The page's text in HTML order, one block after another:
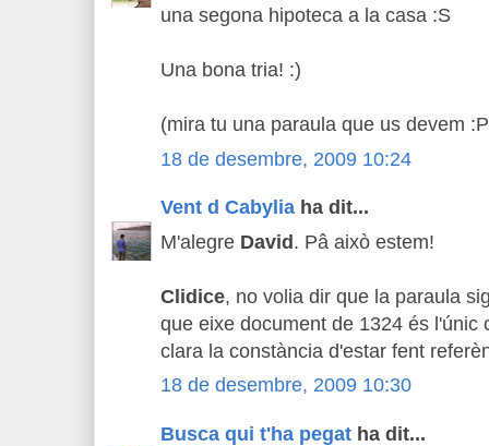
una segona hipoteca a la casa :S
Una bona tria! :)
(mira tu una paraula que us devem
18 de desembre, 2009 10:24
Vent d Cabylia ha dit...
M'alegre David. Pâ això estem!
Clidice, no volia dir que la paraula
que eixe document de 1324 és l'únic
clara la constància d'estar fent
18 de desembre, 2009 10:30
Busca qui t'ha pegat ha dit...